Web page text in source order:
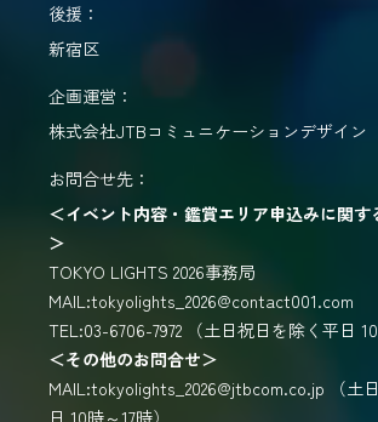
後援：
新宿区
企画運営：
株式会社JTBコミュニケーションデザイン
お問合せ先：
＜イベント内容・鑑賞エリア申込みに関す
＞
TOKYO LIGHTS 2026事務局
MAIL:tokyolights_2026@contact001.com
TEL:03-6706-7972 （土日祝日を除く平日 10
＜その他のお問合せ＞
MAIL:tokyolights_2026@jtbcom.co.jp （土